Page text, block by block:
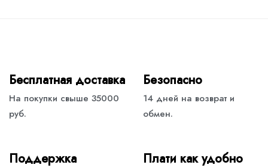
Бесплатная доставка
На покупки свыше 35000
руб.
Безопасно
14 дней на возврат и
обмен.
Поддержка Плати как удобно